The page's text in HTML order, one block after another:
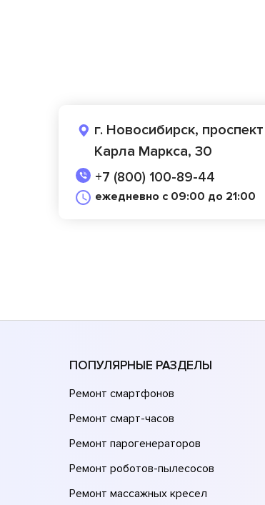
г. Новосибирск, проспект
Карла Маркса, 30
+7 (800) 100-89-44
ежедневно с 09:00 до 21:00
ПОПУЛЯРНЫЕ РАЗДЕЛЫ
Ремонт смартфонов
Ремонт смарт-часов
Ремонт парогенераторов
Ремонт роботов-пылесосов
Ремонт массажных кресел